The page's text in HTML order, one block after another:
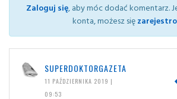
Zaloguj się, aby móc dodać komentarz.
konta, możesz się
SUPERDOKTORGAZETA
11 PAŹDZIERNIKA 2019 |
09:53